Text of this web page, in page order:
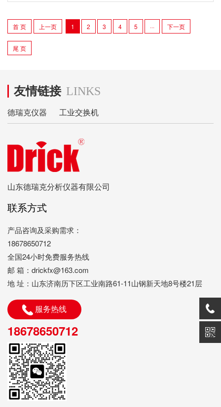
首 页 上一页 1 2 3 4 5 ··· 下一页
尾 页
友情链接 LINKS
德瑞克仪器 工业交换机
山东德瑞克分析仪器有限公司
联系方式
产品咨询及采购需求：
18678650712
全国24小时免费服务热线
邮 箱：drickfx@163.com
地 址：山东济南历下区工业南路61-11山钢新天地8号楼21层
服务热线
18678650712